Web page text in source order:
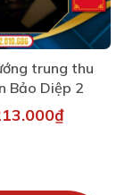
trung thu
Bảo Diệp 2